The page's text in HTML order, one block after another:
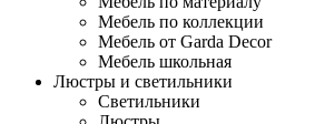
Мебель по коллекции
Мебель от Garda Decor
Мебель школьная
Люстры и светильники
Светильники